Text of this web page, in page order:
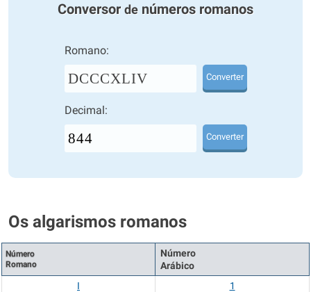
Conversor de números romanos
Romano:
DCCCXLIV Converter
Decimal:
Converter
Os algarismos romanos
Número
Romano
Número
Arábico
I
1